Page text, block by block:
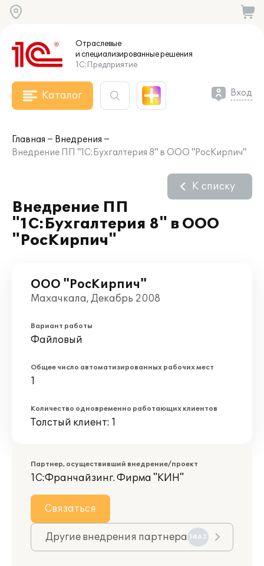
Отраслевые
и специализированныерешения
1С:Предприятие
Каталог Вход
Главная
Внедрения
Внедрение ПП "1С:Бухгалтерия 8" в ООО "РосКирпич"
Внедрение ПП
"1С:Бухгалтерия 8" в ООО
"РосКирпич"
К списку
ООО "РосКирпич"
Махачкала, Декабрь 2008
Вариант работы
Файловый
Общее число автоматизированных рабочих мест
1
Количество одновременно работающих клиентов
Толстый клиент: 1
Партнер, осуществивший внедрение/проект
1С:Франчайзинг. Фирма "КИН"
Связаться
Другие внедрения партнера 1463